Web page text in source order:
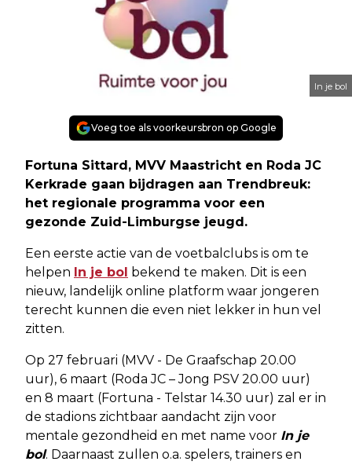
In je bol
Voeg toe als voorkeursbron op Google
Fortuna Sittard, MVV Maastricht en Roda JC
Kerkrade gaan bijdragen aan Trendbreuk:
het regionale programma voor een
gezonde Zuid-Limburgse jeugd.
Een eerste actie van de voetbalclubs is om te
helpen In je bol bekend te maken. Dit is een
nieuw, landelijk online platform waar jongeren
terecht kunnen die even niet lekker in hun vel
zitten.
Op 27 februari (MVV - De Graafschap 20.00
uur), 6 maart (Roda JC – Jong PSV 20.00 uur)
en 8 maart (Fortuna - Telstar 14.30 uur) zal er in
de stadions zichtbaar aandacht zijn voor
mentale gezondheid en met name voor In je
bol. Daarnaast zullen o.a. spelers, trainers en